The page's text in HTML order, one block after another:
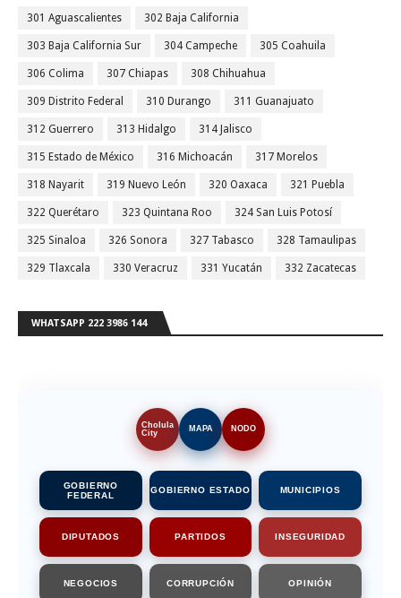
301 Aguascalientes 302 Baja California
303 Baja California Sur 304 Campeche 305 Coahuila
306 Colima 307 Chiapas 308 Chihuahua
309 Distrito Federal 310 Durango 311 Guanajuato
312 Guerrero 313 Hidalgo 314 Jalisco
315 Estado de México 316 Michoacán 317 Morelos
318 Nayarit 319 Nuevo León 320 Oaxaca 321 Puebla
322 Querétaro 323 Quintana Roo 324 San Luis Potosí
325 Sinaloa 326 Sonora 327 Tabasco 328 Tamaulipas
329 Tlaxcala 330 Veracruz 331 Yucatán 332 Zacatecas
WHATSAPP 222 3986 144
Cholula
City
MAPA NODO
GOBIERNO
FEDERAL
GOBIERNO ESTADO MUNICIPIOS
DIPUTADOS PARTIDOS INSEGURIDAD
NEGOCIOS CORRUPCIÓN OPINIÓN